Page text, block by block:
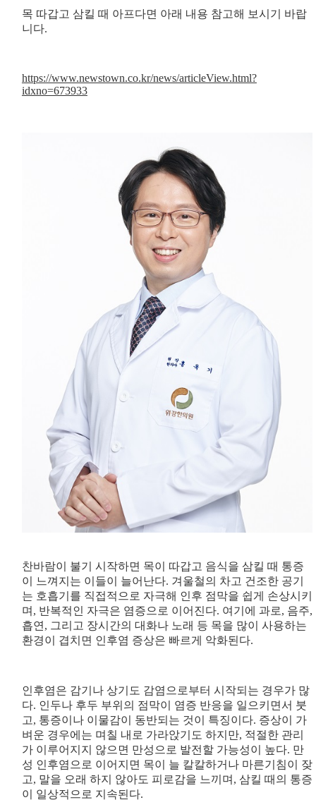
목 따갑고 삼킬 때 아프다면 아래 내용 참고해 보시기 바랍
니다.
https://www.newstown.co.kr/news/articleView.html?
idxno=673933
찬바람이 불기 시작하면 목이 따갑고 음식을 삼킬 때 통증
이 느껴지는 이들이 늘어난다. 겨울철의 차고 건조한 공기
는 호흡기를 직접적으로 자극해 인후 점막을 쉽게 손상시키
며, 반복적인 자극은 염증으로 이어진다. 여기에 과로, 음주,
흡연, 그리고 장시간의 대화나 노래 등 목을 많이 사용하는
환경이 겹치면 인후염 증상은 빠르게 악화된다.
인후염은 감기나 상기도 감염으로부터 시작되는 경우가 많
다. 인두나 후두 부위의 점막이 염증 반응을 일으키면서 붓
고, 통증이나 이물감이 동반되는 것이 특징이다. 증상이 가
벼운 경우에는 며칠 내로 가라앉기도 하지만, 적절한 관리
가 이루어지지 않으면 만성으로 발전할 가능성이 높다. 만
성 인후염으로 이어지면 목이 늘 칼칼하거나 마른기침이 잦
고, 말을 오래 하지 않아도 피로감을 느끼며, 삼킬 때의 통증
이 일상적으로 지속된다.